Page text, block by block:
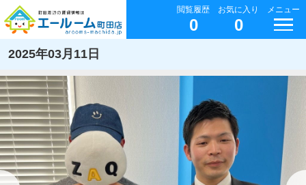
閲覧履歴
0
お気に入り
0
メニュー
2025年03月11日